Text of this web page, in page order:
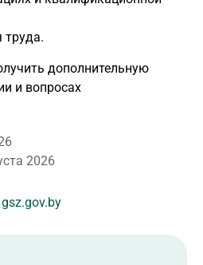
труда.
дополнительную
и вопросах
2026